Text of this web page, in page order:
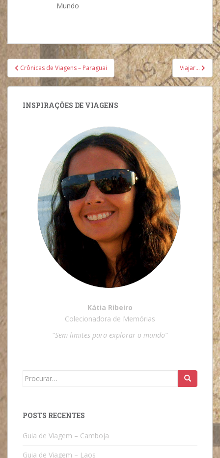
Mundo
Navegação
de
Post
Crônicas de Viagens – Paraguai Viajar…
INSPIRAÇÕES DE VIAGENS
Kátia Ribeiro
Colecionadora de Memórias
“Sem limites para explorar o mundo”
Search
POSTS RECENTES
Guia de Viagem – Camboja
Guia de Viagem – Laos